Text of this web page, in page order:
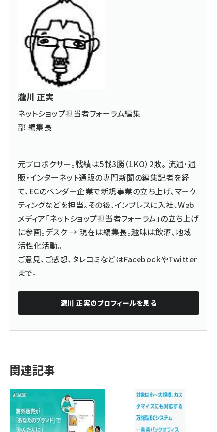
瀧川 正実
ネットショップ担当者フォーラム編集
部 編集長
元プロボクサー。戦績は5戦3勝（1KO）2敗。 流通・通
販・インターネット通販の専門新聞の編集記者を経
て、ECのベンダー企業で新規事業の立ち上げ、マーケ
ティングなどを担当。その後、インプレスに入社、Web
メディア「ネットショップ担当者フォーラム」の立ち上げ
に参画。デスク → 現在は編集長。趣味は飲酒、地域
活性化活動。
ご意見、ご感想、タレコミなどはFacebookやTwitter
まで。
瀧川 正実のプロフィールを見る
関連記事